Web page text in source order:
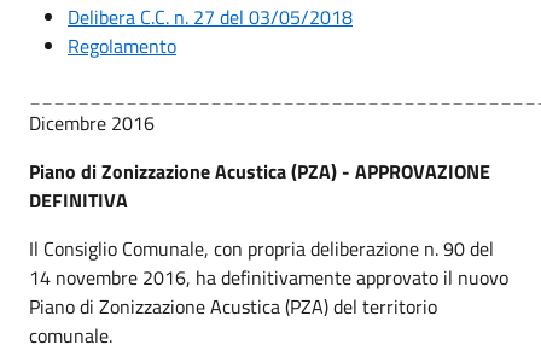
Delibera C.C. n. 27 del 03/05/2018
Regolamento
Dicembre 2016
Piano di Zonizzazione Acustica (PZA) - APPROVAZIONE
DEFINITIVA
Il Consiglio Comunale, con propria deliberazione n. 90 del
14 novembre 2016, ha definitivamente approvato il nuovo
Piano di Zonizzazione Acustica (PZA) del territorio
comunale.